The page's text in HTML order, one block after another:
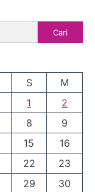
Cari
S
M
1
2
8
9
15
16
22
23
29 30